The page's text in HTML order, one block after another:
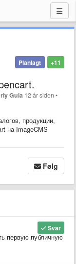
+11
Planlagt
Gula 12 år siden •
продукции,
на ImageCMS
Følg
Svar
первую публичную